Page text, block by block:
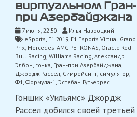
виртуальном Гран-
при Азербайджана
7 июня, 22:50
Илья Навроцкий
eSports, F1 2019, F1 Esports Virtual Grand
Prix, Mercedes-AMG PETRONAS, Oracle Red
Bull Racing, Williams Racing, Александр
Элбон, гонка, Гран-при Азербайджана,
Джордж Рассел, Симрейсинг, симулятор,
Ф1, Формула-1, Эстебан Гутьеррес
Гонщик «Уильямс» Джордж
Рассел добился своей третьей